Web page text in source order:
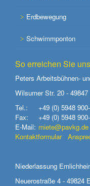
Erdbewegung
Schwimmponton
So erreichen Sie uns
Peters Arbeitsbühnen-
Wilsumer Str. 20 -
Tel.:
+49 (0) 5948
Fax:
+49 (0) 5948
E-Mail: miete@pavkg.de
Kontaktformular
Niederlassung
Neuerostraße 4 - 49824